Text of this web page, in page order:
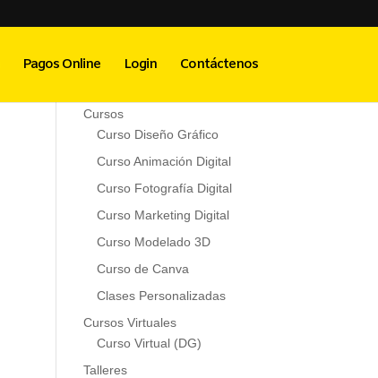
Pagos Online Login Contáctenos
Menú Principal
Cursos
Curso Diseño Gráfico
Curso Animación Digital
Curso Fotografía Digital
Curso Marketing Digital
Curso Modelado 3D
Curso de Canva
Clases Personalizadas
Cursos Virtuales
Curso Virtual (DG)
Talleres